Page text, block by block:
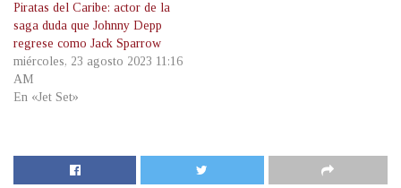
Piratas del Caribe: actor de la
saga duda que Johnny Depp
regrese como Jack Sparrow
miércoles, 23 agosto 2023 11:16
AM
En «Jet Set»